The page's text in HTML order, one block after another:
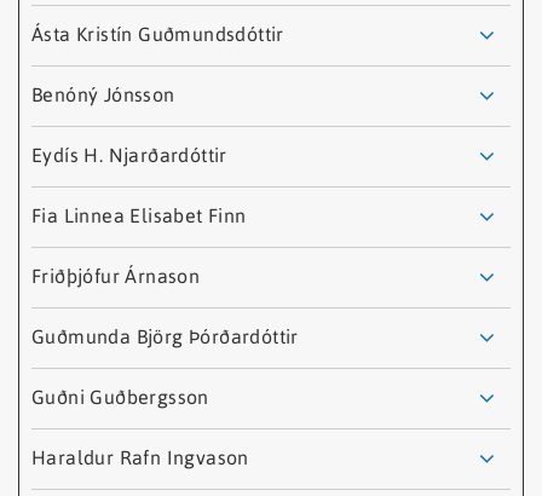
Agnes Björg Birgisdóttir
Sumarstarfsmaður
agnes.bjorg.birgisdottir@hafogvatn.is
Selfoss
Áki Jarl Láruson
Stofnerfðafræðingur
aki.jarl.laruson@hafogvatn.is
Ásta Kristín Guðmundsdóttir
Ásta Kristín Guðmundsdóttir
Náttúrufræðingur
Benóný Jónsson
Eydís H. Njarðardóttir
Fia Linnea Elisabet Finn
Friðþjófur Árnason
Guðmunda Björg Þórðardóttir
Guðni Guðbergsson
Haraldur Rafn Ingvason